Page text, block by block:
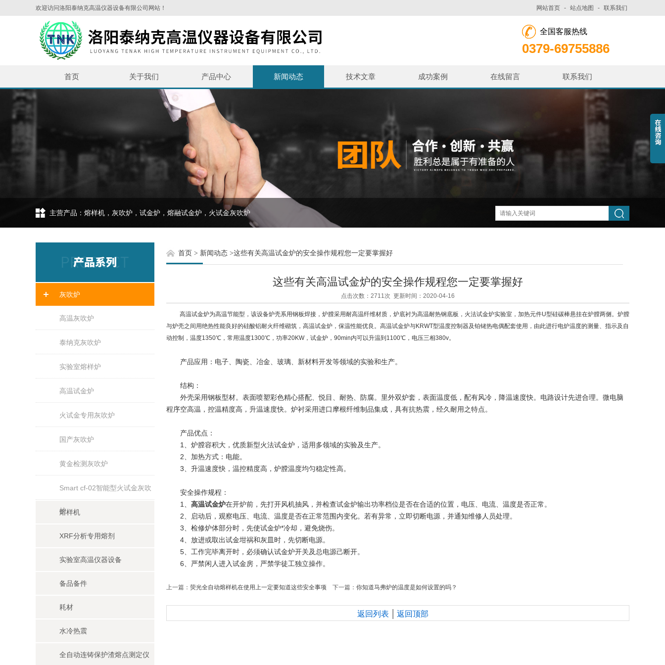
欢迎访问洛阳泰纳克高温仪器设备有限公司网站！ 网站首页 - 站点地图 - 联系我们
全国客服热线
0379-69755886
首页 关于我们 产品中心 新闻动态 技术文章 成功案例 在线留言 联系我们
主营产品：熔样机，灰吹炉，试金炉，熔融试金炉，火试金灰吹炉
灰吹炉
高温灰吹炉
泰纳克灰吹炉
实验室熔样炉
高温试金炉
火试金专用灰吹炉
国产灰吹炉
黄金检测灰吹炉
Smart cf-02智能型火试金灰吹
炉
熔样机
XRF分析专用熔剂
实验室高温仪器设备
备品备件
耗材
水冷热震
全自动连铸保护渣熔点测定仪
首页 > 新闻动态 >这些有关高温试金炉的安全操作规程您一定要掌握好
这些有关高温试金炉的安全操作规程您一定要掌握好
点击次数：2711次 更新时间：2020-04-16
高温试金炉为高温节能型，该设备炉壳系用钢板焊接，炉膛采用耐高温纤维材质，炉底衬为高温耐热钢底板，火法试金炉实验室，加热元件U型硅碳棒悬挂在炉膛两侧。炉膛
与炉壳之间用绝热性能良好的硅酸铝耐火纤维砌筑，高温试金炉，保温性能优良。高温试金炉与KRWT型温度控制器及铂铑热电偶配套使用，由此进行电炉温度的测量、指示及自
动控制，温度1350℃，常用温度1300℃，功率20KW，试金炉，90min内可以升温到1100℃，电压三相380v。
产品应用：电子、陶瓷、冶金、玻璃、新材料开发等领域的实验和生产。
结构：
外壳采用钢板型材。表面喷塑彩色精心搭配、悦目、耐热、防腐。里外双炉套，表面温度低，配有风冷，降温速度快。电路设计先进合理。微电脑
程序空高温，控温精度高，升温速度快。炉衬采用进口摩根纤维制品集成，具有抗热震，经久耐用之特点。
产品优点：
1、炉膛容积大，优质新型火法试金炉，适用多领域的实验及生产。
2、加热方式：电能。
3、升温速度快，温控精度高，炉膛温度均匀稳定性高。
安全操作规程：
1、 高温试金炉在开炉前，先打开风机抽风，并检查试金炉输出功率档位是否在合适的位置，电压、电流、温度是否正常。
2、启动后，观察电压、电流、温度是否在正常范围内变化。若有异常，立即切断电源，并通知维修人员处理。
3、检修炉体部分时，先使试金炉*冷却，避免烧伤。
4、放进或取出试金坩祸和灰皿时，先切断电源。
5、工作完毕离开时，必须确认试金炉开关及总电源己断开。
6、严禁闲人进入试金房，严禁学徒工独立操作。
上一篇： 荧光全自动熔样机在使用上一定要知道这些安全事项 下一篇： 你知道马弗炉的温度是如何设置的吗？
返回列表 | 返回顶部